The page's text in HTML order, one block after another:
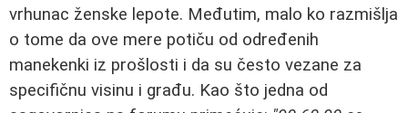
vrhunac ženske lepote. Međutim, malo ko razmišlja
o tome da ove mere potiču od određenih
manekenki iz prošlosti i da su često vezane za
specifičnu visinu i građu. Kao što jedna od